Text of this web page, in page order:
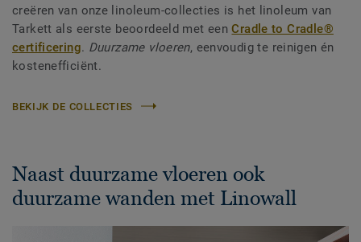
creëren van onze linoleum-collecties is het linoleum van
Tarkett als eerste beoordeeld met eenCradle to Cradle®
certificering. Duurzame vloeren, eenvoudig te reinigen én
kostenefficiënt.
BEKIJK DE COLLECTIES
Naast duurzame vloeren ook
duurzame wanden met Linowall